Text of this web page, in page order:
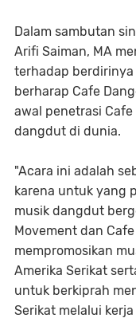
Dalam sambutan
Arifi Saiman, MA
terhadap berdirinya
berharap Cafe
awal penetrasi
dangdut di dunia.
"Acara ini adalah
karena untuk yang
musik dangdut
Movement dan
mempromosikan
Amerika Serikat
untuk berkiprah
Serikat melalui